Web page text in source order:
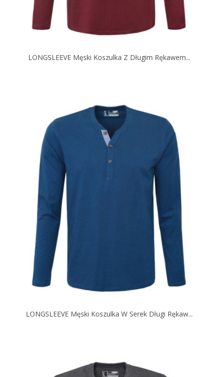
LONGSLEEVE Męski Koszulka Z Długim Rękawem...
LONGSLEEVE Męski Koszulka W Serek Długi Rękaw...